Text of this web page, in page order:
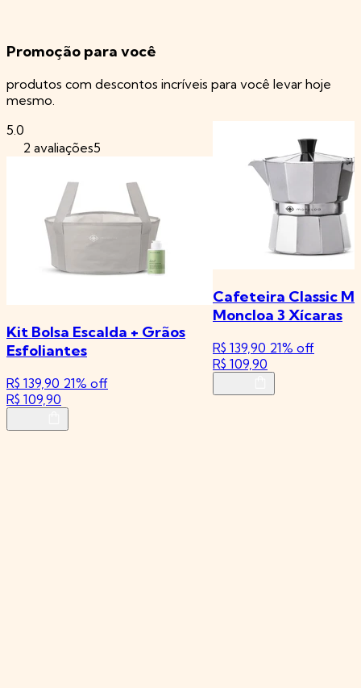
Promoção para você
produtos com descontos incríveis para você levar hoje
mesmo.
5.0
2 avaliações5
Kit Bolsa Escalda + Grãos
Esfoliantes
R$ 139,90 21% off
R$ 109,90
Cafeteira Classic
Moncloa 3 Xícaras
R$ 139,90 21% off
R$ 109,90